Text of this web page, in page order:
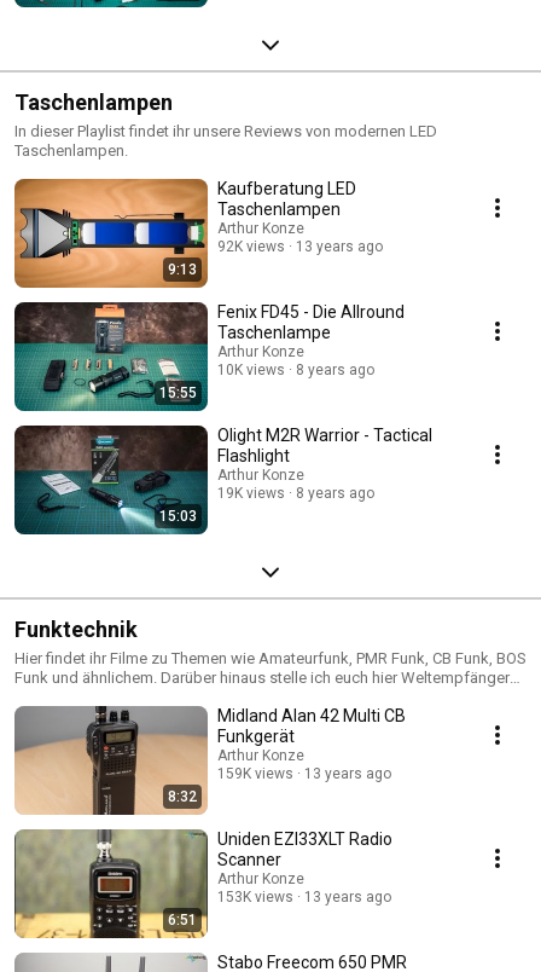
Taschenlampen
In dieser Playlist findet ihr unsere Reviews von modernen LED
Taschenlampen.
9:13
Kaufberatung LED
Taschenlampen
Arthur Konze
92K views
13 years ago
15:55
Fenix FD45 - Die Allround
Taschenlampe
Arthur Konze
10K views
8 years ago
15:03
Olight M2R Warrior - Tactical
Flashlight
Arthur Konze
19K views
8 years ago
Funktechnik
Hier findet ihr Filme zu Themen wie Amateurfunk, PMR Funk, CB Funk, BOS
Funk und ähnlichem. Darüber hinaus stelle ich euch hier Weltempfänger
8:32
Midland Alan 42 Multi CB
Funkgerät
Arthur Konze
159K views
13 years ago
6:51
Uniden EZI33XLT Radio
Scanner
Arthur Konze
153K views
13 years ago
Stabo Freecom 650 PMR